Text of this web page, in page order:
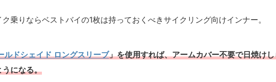
乗りならベストバイの1枚は持っておくべきサイクリング向けインナー。
ルドシェイド ロングスリーブ」を使用すれば、アームカバー不要で日焼け
うになる。